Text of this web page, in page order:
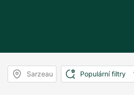
Sarzeau Populární filtry